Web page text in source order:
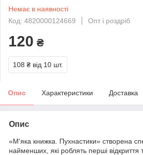
Немає в наявності
Код: 4820000124669
Опт і роздріб
120 ₴
108 ₴ від 10 шт.
Опис Характеристики Доставка
Опис
«М'яка книжка. Пухнастики» створена
найменших, які роблять перші відкриття